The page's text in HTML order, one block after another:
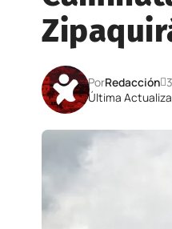
Última
PorRedacción